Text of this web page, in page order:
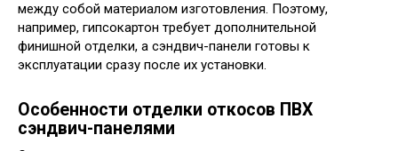
между собой материалом изготовления. Поэтому,
например, гипсокартон требует дополнительной
финишной отделки, а сэндвич-панели готовы к
эксплуатации сразу после их установки.
Особенности отделки откосов ПВХ
сэндвич-панелями